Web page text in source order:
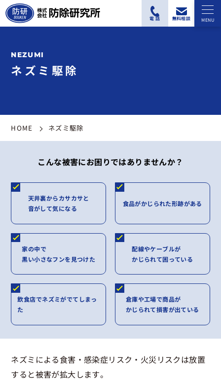
ネズミ駆除
HOME ネズミ駆除
こんな被害にお困りではありませんか？
天井裏からカサカサと
音がして気になる
食品がかじられた形跡がある
家の中で
黒い小さなフンを見つけた
配線やケーブルが
かじられて困っている
飲食店でネズミがでてしまっ
た
倉庫や工場で商品が
かじられて損害が出ている
ネズミによる食害・感染症リスク・火災リスクは放置
すると被害が拡大します。